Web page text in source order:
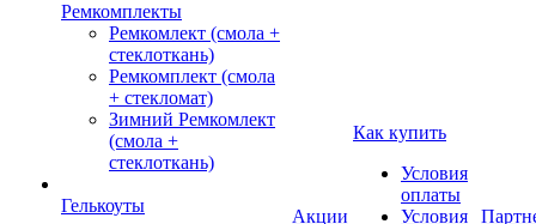
Ремкомплекты
Ремкомлект (смола +
стеклоткань)
Ремкомплект (смола
+ стекломат)
Зимний Ремкомлект
(смола +
стеклоткань)
Гелькоуты
Акции
Как купить
Условия
оплаты
Условия